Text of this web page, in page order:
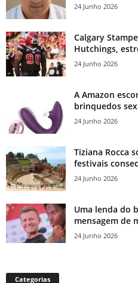
24 Junho 2026
Calgary
Hutchings,
24 Junho 2026
A Amazon
brinquedos
24 Junho 2026
Tiziana Rocca
festivais
24 Junho 2026
Uma lenda do
mensagem de
24 Junho 2026
Categorias